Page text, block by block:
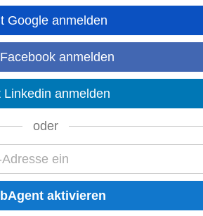
und verfügst über einen Abschluss als
Versorgungs-, Lüftungs...
Google anmelden
anmelden
Linkedin anmelden
oder